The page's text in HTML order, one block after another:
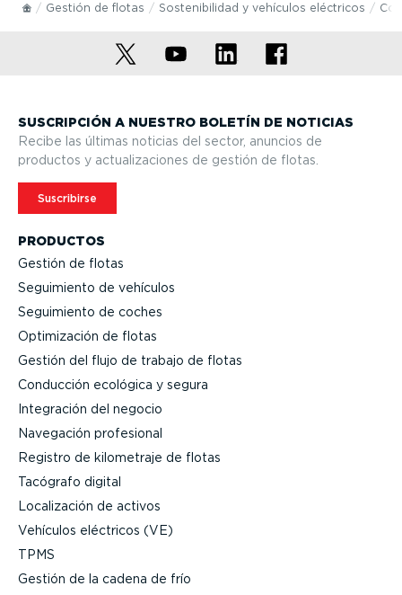
Gestión de flotas Soste­ni­bi­lidad y vehículos eléctricos
PRODUCTOS
Gestión de flotas
Seguimiento de vehículos
Seguimiento de coches
Optimi­zación de flotas
Gestión del flujo de trabajo de flotas
Conducción ecológica y segura
Integración del negocio
Navegación profesional
Registro de kilometraje de flotas
Tacógrafo digital
Locali­zación de activos
Vehículos eléctricos (VE)
TPMS
Gestión de la cadena de frío
SUSCRIPCIÓN A NUESTRO BOLETÍN DE NOTICIAS
Recibe las últimas noticias del sector, anuncios de
productos y actua­li­za­ciones de gestión de flotas.
Suscribirse